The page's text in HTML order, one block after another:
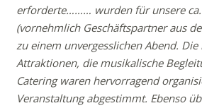
erforderte……… wurden für unsere ca.
(vornehmlich Geschäftspartner aus
zu einem unvergesslichen Abend. Die
Attraktionen, die musikalische
Catering waren hervorragend
Veranstaltung abgestimmt. Ebenso